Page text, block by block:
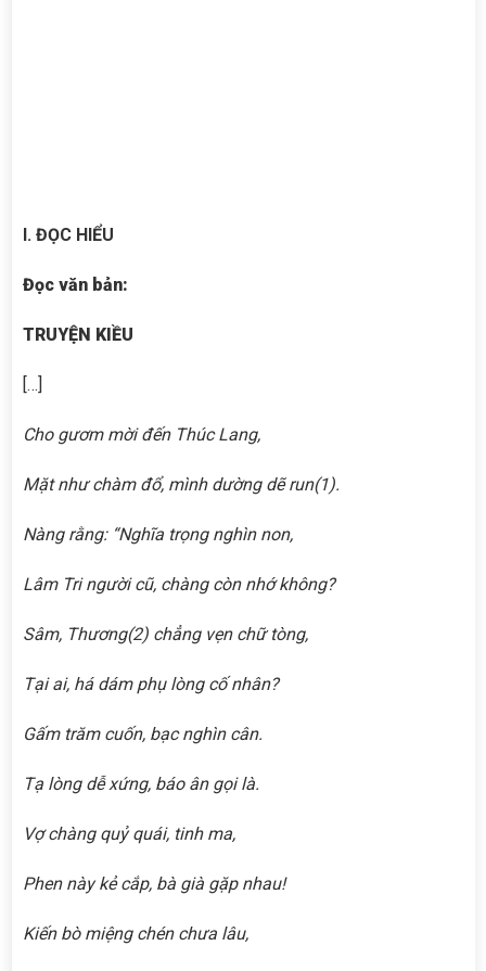
I. ĐỌC HIỂU
Đọc văn bản:
TRUYỆN KIỀU
[…]
Cho gươm mời đến Thúc Lang,
Mặt như chàm đổ, mình dường dẽ run(1).
Nàng rằng: “Nghĩa trọng nghìn non,
Lâm Tri người cũ, chàng còn nhớ không?
Sâm, Thương(2) chẳng vẹn chữ tòng,
Tại ai, há dám phụ lòng cố nhân?
Gấm trăm cuốn, bạc nghìn cân.
Tạ lòng dễ xứng, báo ân gọi là.
Vợ chàng quỷ quái, tinh ma,
Phen này kẻ cắp, bà già gặp nhau!
Kiến bò miệng chén chưa lâu,